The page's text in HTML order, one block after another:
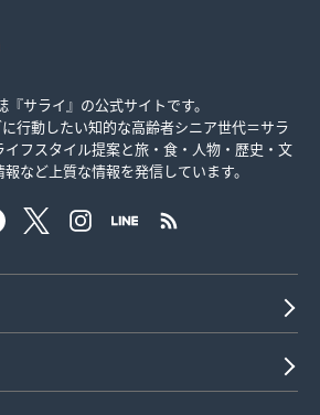
サライ』の公式サイトです。
行動したい知的な高齢者シニア世代＝サラ
フスタイル提案と旅・食・人物・歴史・文
など上質な情報を発信しています。